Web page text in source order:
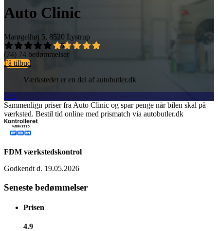
Auto Clinic
Marøgelhøj 5, 8520 Lystrup
4,9
(74) 74 bedømmelser
Få tilbud
Værkstedet er en del af autobutler.dk
Info
Sammenlign priser fra Auto Clinic og spar penge når bilen skal på
værksted. Bestil tid online med prismatch via autobutler.dk
FDM værkstedskontrol
Godkendt d. 19.05.2026
Seneste bedømmelser
Prisen
4.9